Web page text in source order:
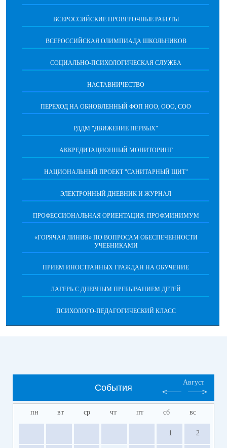
ВСЕРОССИЙСКИЕ ПРОВЕРОЧНЫЕ РАБОТЫ
ВСЕРОССИЙСКАЯ ОЛИМПИАДА ШКОЛЬНИКОВ
СОЦИАЛЬНО-ПСИХОЛОГИЧЕСКАЯ СЛУЖБА
НАСТАВНИЧЕСТВО
ПЕРЕХОД НА ОБНОВЛЕННЫЙ ФОП НОО, ООО, СОО
РДДМ "ДВИЖЕНИЕ ПЕРВЫХ"
АККРЕДИТАЦИОННЫЙ МОНИТОРИНГ
НАЦИОНАЛЬНЫЙ ПРОЕКТ "САНИТАРНЫЙ ЩИТ"
ЭЛЕКТРОННЫЙ ДНЕВНИК И ЖУРНАЛ
ПРОФЕССИОНАЛЬНАЯ ОРИЕНТАЦИЯ. ПРОФМИНИМУМ
«ГОРЯЧАЯ ЛИНИЯ» ПО ВОПРОСАМ ОБЕСПЕЧЕННОСТИ
УЧЕБНИКАМИ
ПРИЕМ ИНОСТРАННЫХ ГРАЖДАН НА ОБУЧЕНИЕ
ЛАГЕРЬ С ДНЕВНЫМ ПРЕБЫВАНИЕМ ДЕТЕЙ
ПСИХОЛОГО-ПЕДАГОГИЧЕСКИЙ КЛАСС
События
Август
пн вт ср чт пт сб вс
1 2